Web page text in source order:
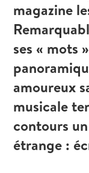
magazine
ses « mots
amoureux
musicale
contours
étrange :